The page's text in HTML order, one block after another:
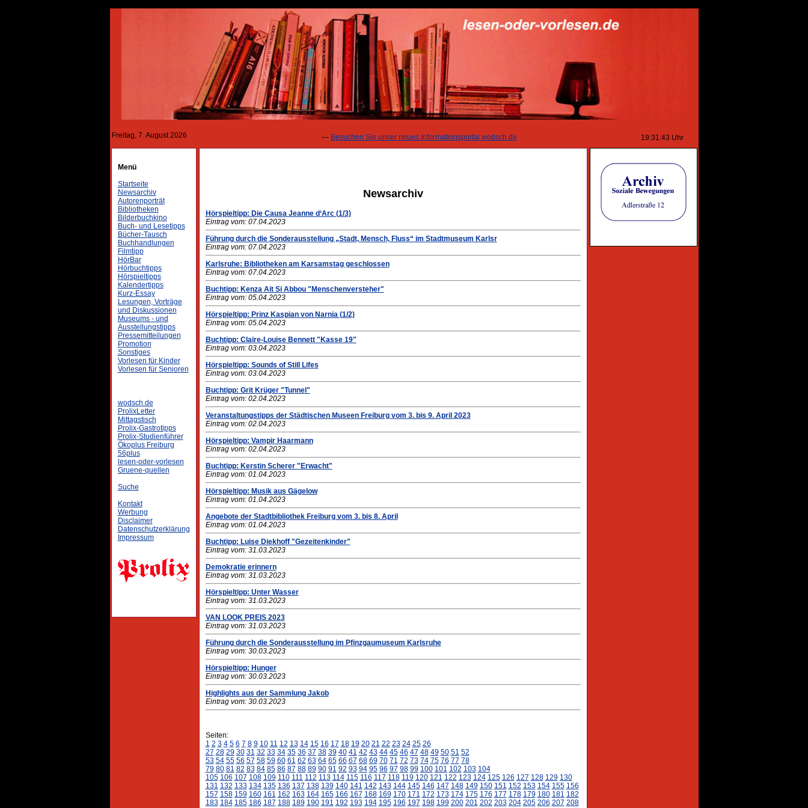
Freitag, 7. August 2026 Besuchen Sie unser neues Informationsportal wodsch.de 19:31:43 Uhr
Menü
Startseite
Newsarchiv
Autorenporträt
Bibliotheken
Bilderbuchkino
Buch- und Lesetipps
Bücher-Tausch
Buchhandlungen
Filmtipp
HörBar
Hörbuchtipps
Hörspieltipps
Kalendertipps
Kurz-Essay
Lesungen, Vorträge
und Diskussionen
Museums - und
Ausstellungstipps
Pressemitteilungen
Promotion
Sonstiges
Vorlesen für Kinder
Vorlesen für Senioren
wodsch.de
ProlixLetter
Mittagstisch
Prolix-Gastrotipps
Prolix-Studienführer
Ökoplus Freiburg
56plus
lesen-oder-vorlesen
Gruene-quellen
Suche
Kontakt
Werbung
Disclaimer
Datenschutzerklärung
Impressum
Newsarchiv
Hörspieltipp: Die Causa Jeanne d‘Arc (1/3)
Eintrag vom: 07.04.2023
Führung durch die Sonderausstellung „Stadt, Mensch, Fluss“ im Stadtmuseum Karlsr
Eintrag vom: 07.04.2023
Karlsruhe: Bibliotheken am Karsamstag geschlossen
Eintrag vom: 07.04.2023
Buchtipp: Kenza Ait Si Abbou "Menschenversteher"
Eintrag vom: 05.04.2023
Hörspieltipp: Prinz Kaspian von Narnia (1/2)
Eintrag vom: 05.04.2023
Buchtipp: Claire-Louise Bennett "Kasse 19"
Eintrag vom: 03.04.2023
Hörspieltipp: Sounds of Still Lifes
Eintrag vom: 03.04.2023
Buchtipp: Grit Krüger "Tunnel"
Eintrag vom: 02.04.2023
Veranstaltungstipps der Städtischen Museen Freiburg vom 3. bis 9. April 2023
Eintrag vom: 02.04.2023
Hörspieltipp: Vampir Haarmann
Eintrag vom: 02.04.2023
Buchtipp: Kerstin Scherer "Erwacht"
Eintrag vom: 01.04.2023
Hörspieltipp: Musik aus Gägelow
Eintrag vom: 01.04.2023
Angebote der Stadtbibliothek Freiburg vom 3. bis 8. April
Eintrag vom: 01.04.2023
Buchtipp: Luise Diekhoff "Gezeitenkinder"
Eintrag vom: 31.03.2023
Demokratie erinnern
Eintrag vom: 31.03.2023
Hörspieltipp: Unter Wasser
Eintrag vom: 31.03.2023
VAN LOOK PREIS 2023
Eintrag vom: 31.03.2023
Führung durch die Sonderausstellung im Pfinzgaumuseum Karlsruhe
Eintrag vom: 30.03.2023
Hörspieltipp: Hunger
Eintrag vom: 30.03.2023
Highlights aus der Sammlung Jakob
Eintrag vom: 30.03.2023
Seiten:
1 2 3 4 5 6 7 8 9 10 11 12 13 14 15 16 17 18 19 20 21 22 23 24 25 26
27 28 29 30 31 32 33 34 35 36 37 38 39 40 41 42 43 44 45 46 47 48 49 50 51 52
53 54 55 56 57 58 59 60 61 62 63 64 65 66 67 68 69 70 71 72 73 74 75 76 77 78
79 80 81 82 83 84 85 86 87 88 89 90 91 92 93 94 95 96 97 98 99 100 101 102 103 104
105 106 107 108 109 110 111 112 113 114 115 116 117 118 119 120 121 122 123 124 125 126 127 128 129 130
131 132 133 134 135 136 137 138 139 140 141 142 143 144 145 146 147 148 149 150 151 152 153 154 155 156
157 158 159 160 161 162 163 164 165 166 167 168 169 170 171 172 173 174 175 176 177 178 179 180 181 182
183 184 185 186 187 188 189 190 191 192 193 194 195 196 197 198 199 200 201 202 203 204 205 206 207 208